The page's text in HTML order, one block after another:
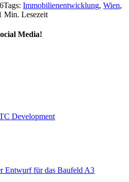
Tags:Immobilienentwicklung,Wien,
Min. Lesezeit
Media!
Development
Entwurf für das Baufeld A3